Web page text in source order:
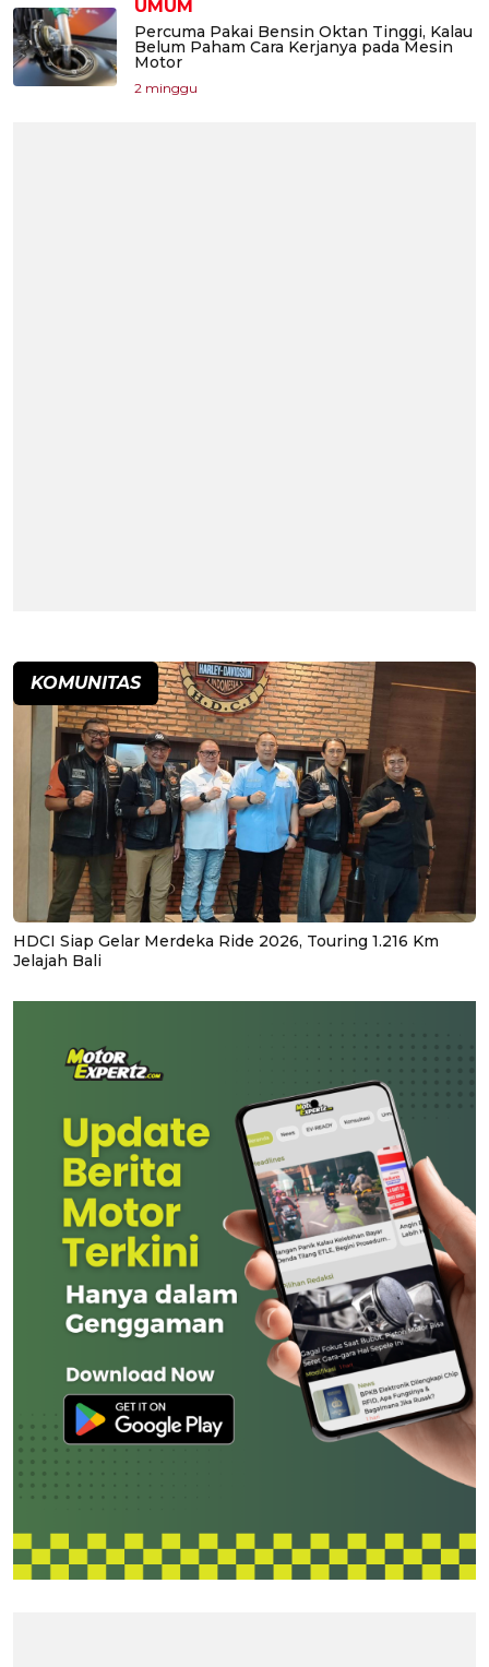
UMUM
Percuma Pakai Bensin Oktan Tinggi, Kalau
Belum Paham Cara Kerjanya pada Mesin
Motor
2 minggu
KOMUNITAS
HDCI Siap Gelar Merdeka Ride 2026, Touring 1.216 Km
Jelajah Bali